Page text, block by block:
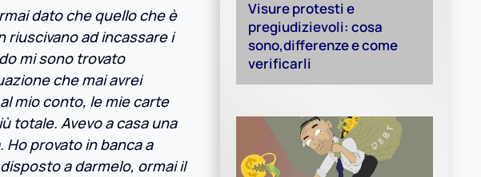
dato che quello che è
ad incassare i
mi sono trovato
che mai avrei
mio conto, le mie carte
totale. Avevo a casa una
provato in banca a
a darmelo, ormai il
Visure protesti e
pregiudizievoli: cosa
sono,differenze e come
verificarli